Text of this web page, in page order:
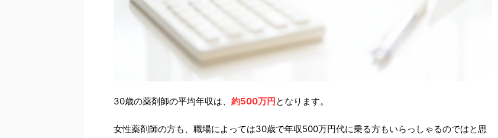
30歳の薬剤師の平均年収は、 約500万円 となります。
女性薬剤師の方も、職場によっては30歳で年収500万円代に乗る方もいらっしゃるのではと思